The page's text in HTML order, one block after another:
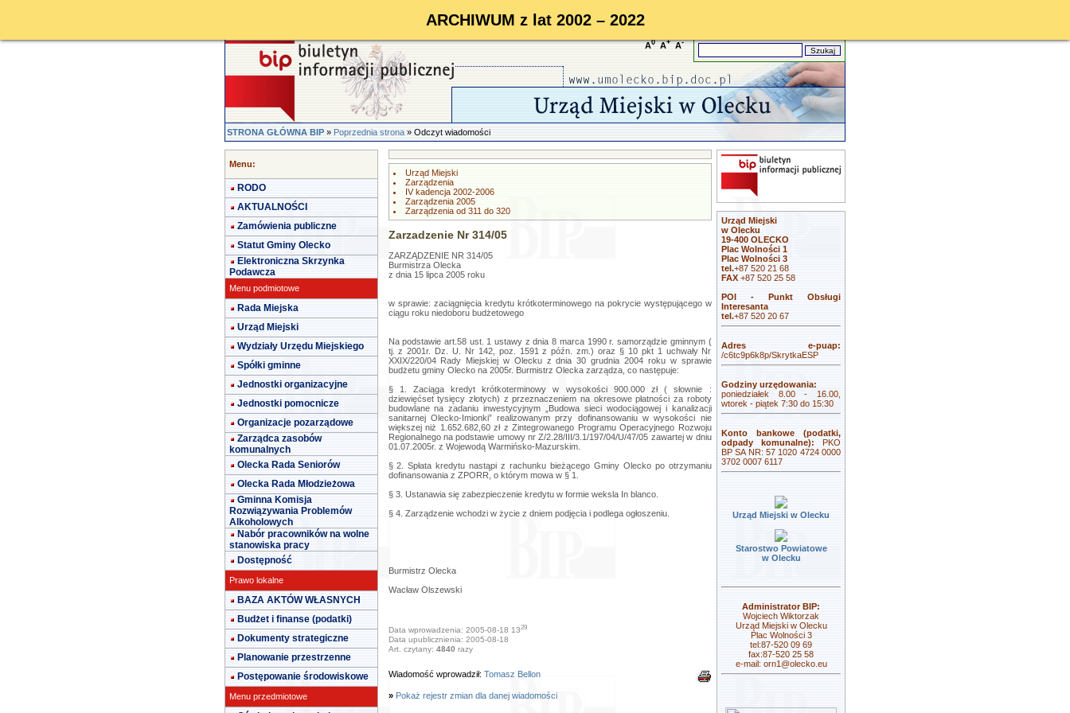
ARCHIWUM z lat 2002 – 2022
A0 A+ A-
STRONA GŁÓWNA BIP»Poprzednia strona» Odczyt wiadomości
Menu:
RODO
AKTUALNOŚCI
Zamówienia publiczne
Statut Gminy Olecko
Elektroniczna Skrzynka
Podawcza
Menu podmiotowe
Rada Miejska
Urząd Miejski
Wydziały Urzędu Miejskiego
Spółki gminne
Jednostki organizacyjne
Jednostki pomocnicze
Organizacje pozarządowe
Zarządca zasobów
komunalnych
Olecka Rada Seniorów
Olecka Rada Młodzieżowa
Gminna Komisja
Rozwiązywania Problemów
Alkoholowych
Nabór pracowników na wolne
stanowiska pracy
Dostępność
Prawo lokalne
BAZA AKTÓW WŁASNYCH
Budżet i finanse (podatki)
Dokumenty strategiczne
Planowanie przestrzenne
Postępowanie środowiskowe
Menu przedmiotowe
Urząd Miejski
Zarządzenia
IV kadencja 2002-2006
Zarządzenia 2005
Zarządzenia od 311 do 320
Zarzadzenie Nr 314/05
ZARZĄDZENIE NR 314/05
Burmistrza Olecka
z dnia 15 lipca 2005 roku
w sprawie: zaciągnięcia kredytu krótkoterminowego na pokrycie występującego w
ciągu roku niedoboru budżetowego
Na podstawie art.58 ust. 1 ustawy z dnia 8 marca 1990 r. samorządzie gminnym (
tj. z 2001r. Dz. U. Nr 142, poz. 1591 z późn. zm.) oraz § 10 pkt 1 uchwały Nr
XXIX/220/04 Rady Miejskiej w Olecku z dnia 30 grudnia 2004 roku w sprawie
budżetu gminy Olecko na 2005r. Burmistrz Olecka zarządza, co następuje:
§ 1. Zaciąga kredyt krótkoterminowy w wysokości 900.000 zł ( słownie :
dziewięćset tysięcy złotych) z przeznaczeniem na okresowe płatności za roboty
budowlane na zadaniu inwestycyjnym „Budowa sieci wodociągowej i kanalizacji
sanitarnej Olecko-Imionki” realizowanym przy dofinansowaniu w wysokości nie
większej niż 1.652.682,60 zł z Zintegrowanego Programu Operacyjnego Rozwoju
Regionalnego na podstawie umowy nr Z/2.28/III/3.1/197/04/U/47/05 zawartej w dniu
01.07.2005r. z Wojewodą Warmińsko-Mazurskim.
§ 2. Spłata kredytu nastąpi z rachunku bieżącego Gminy Olecko po otrzymaniu
dofinansowania z ZPORR, o którym mowa w § 1.
§ 3. Ustanawia się zabezpieczenie kredytu w formie weksla In blanco.
§ 4. Zarządzenie wchodzi w życie z dniem podjęcia i podlega ogłoszeniu.
Burmistrz Olecka
Wacław Olszewski
Data wprowadzenia: 2005-08-18 1329
Data upublicznienia: 2005-08-18
Art. czytany: 4840 razy
Wiadomość wprowadził: Tomasz Bellon
» Pokaż rejestr zmian dla danej wiadomości
Urząd Miejski
w Olecku
19-400 OLECKO
Plac Wolności 1
Plac Wolności 3
tel.+87 520 21 68
FAX +87 520 25 58
POI - Punkt Obsługi
Interesanta
tel.+87 520 20 67
Adres e-puap:
/c6tc9p6k8p/SkrytkaESP
Godziny urzędowania:
poniedziałek 8.00 - 16.00,
wtorek - piątek 7:30 do 15:30
Konto bankowe (podatki,
odpady komunalne): PKO
BP SA NR: 57 1020 4724 0000
3702 0007 6117
Urząd Miejski w Olecku
Starostwo Powiatowe
w Olecku
Administrator BIP:
Wojciech Wiktorzak
Urząd Miejski w Olecku
Plac Wolności 3
tel:87-520 09 69
fax:87-520 25 58
e-mail: orn1@olecko.eu